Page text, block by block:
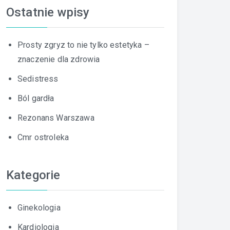
Ostatnie wpisy
Prosty zgryz to nie tylko estetyka –
znaczenie dla zdrowia
Sedistress
Ból gardła
Rezonans Warszawa
Cmr ostroleka
Kategorie
Ginekologia
Kardiologia